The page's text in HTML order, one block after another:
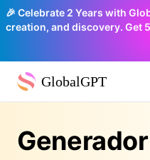
🎉 Celebrate 2 Years with
creation, and discovery. Get
GlobalGPT